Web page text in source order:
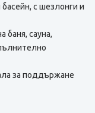
с шезлонги и
баня, сауна,
за поддържане